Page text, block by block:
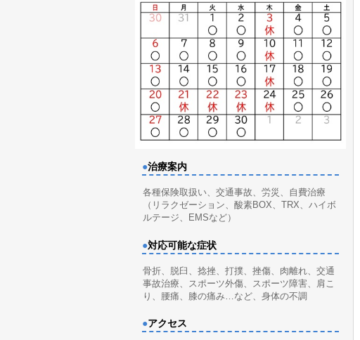
●治療案内
各種保険取扱い、交通事故、労災、自費治療
（リラクゼーション、酸素BOX、TRX、ハイボ
ルテージ、EMSなど）
●対応可能な症状
骨折、脱臼、捻挫、打撲、挫傷、肉離れ、交通
事故治療、スポーツ外傷、スポーツ障害、肩こ
り、腰痛、膝の痛み…など、身体の不調
●アクセス